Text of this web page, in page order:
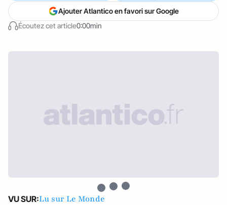
Écoutez cet article0:00min
Ajouter Atlantico en favori sur Google
VU SUR:Lu sur Le Monde